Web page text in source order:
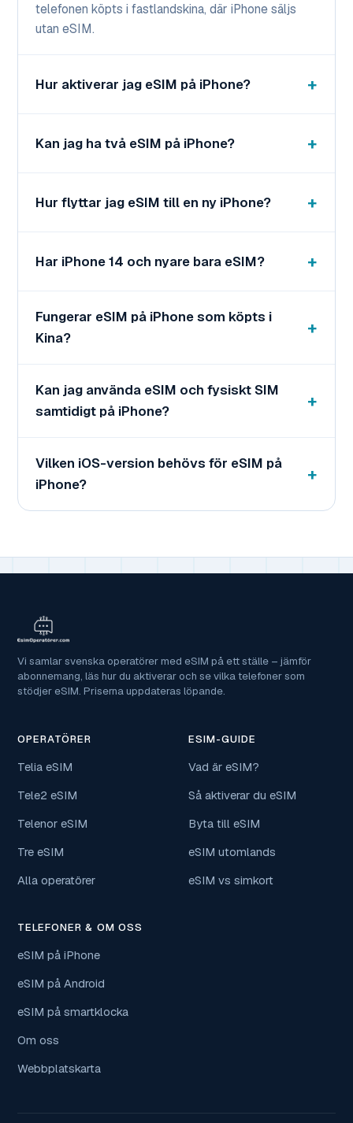
telefonen köpts i fastlandskina, där iPhone säljs
utan eSIM.
Hur aktiverar jag eSIM på iPhone?
Kan jag ha två eSIM på iPhone?
Hur flyttar jag eSIM till en ny iPhone?
Har iPhone 14 och nyare bara eSIM?
Fungerar eSIM på iPhone som köpts i
Kina?
Kan jag använda eSIM och fysiskt SIM
samtidigt på iPhone?
Vilken iOS-version behövs för eSIM på
iPhone?
Vi samlar svenska operatörer med eSIM på ett ställe – jämför
abonnemang, läs hur du aktiverar och se vilka telefoner som
stödjer eSIM. Priserna uppdateras löpande.
OPERATÖRER
Telia eSIM
Tele2 eSIM
Telenor eSIM
Tre eSIM
Alla operatörer
ESIM-GUIDE
Vad är eSIM?
Så aktiverar du eSIM
Byta till eSIM
eSIM utomlands
eSIM vs simkort
TELEFONER & OM OSS
eSIM på iPhone
eSIM på Android
eSIM på smartklocka
Om oss
Webbplatskarta